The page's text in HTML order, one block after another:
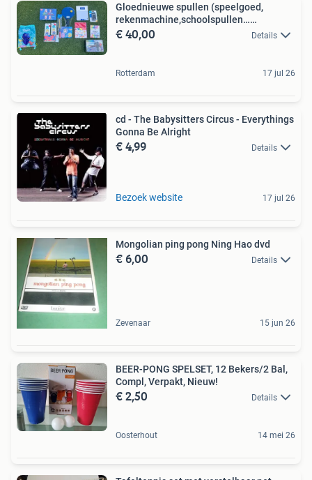
Gloednieuwe spullen (speelgoed,
rekenmachine,schoolspullen……
€ 40,00 Details
Rotterdam 17 jul 26
cd - The Babysitters Circus - Everythings
Gonna Be Alright
€ 4,99 Details
Bezoek website 17 jul 26
Mongolian ping pong Ning Hao dvd
€ 6,00 Details
Zevenaar 15 jun 26
BEER-PONG SPELSET, 12 Bekers/2 Bal,
Compl, Verpakt, Nieuw!
€ 2,50 Details
Oosterhout 14 mei 26